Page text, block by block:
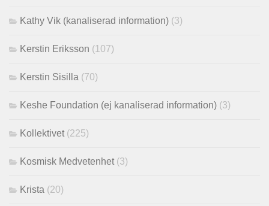
Kathy Vik (kanaliserad information) (3)
Kerstin Eriksson (107)
Kerstin Sisilla (70)
Keshe Foundation (ej kanaliserad information) (3)
Kollektivet (225)
Kosmisk Medvetenhet (3)
Krista (20)